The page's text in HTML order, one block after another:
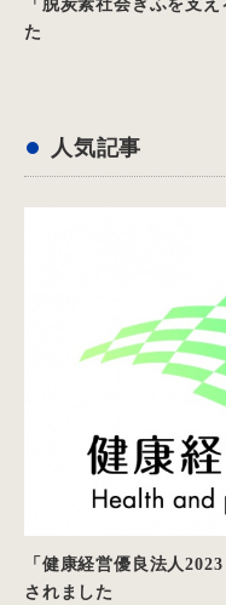
「脱炭素社会ぎふを支
た
人気記事
「健康経営優良法人
されました